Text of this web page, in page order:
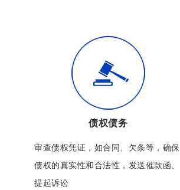
债权债务
审查债权凭证，如合同、欠条等，确保
债权的真实性和合法性，发送催款函、
提起诉讼